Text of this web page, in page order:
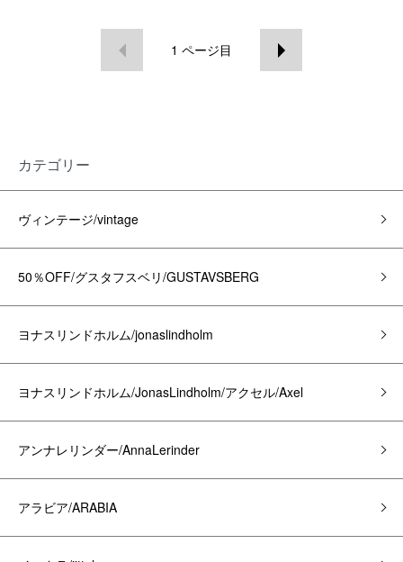
1 ページ目
カテゴリー
ヴィンテージ/vintage
50％OFF/グスタフスベリ/GUSTAVSBERG
ヨナスリンドホルム/jonaslindholm
ヨナスリンドホルム/JonasLindholm/アクセル/Axel
アンナレリンダー/AnnaLerinder
アラビア/ARABIA